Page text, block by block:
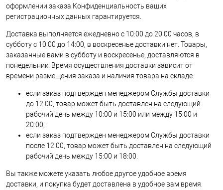
оформлении заказа.Конфиденциальность ваших
регистрационных данных гарантируется.
Доставка выполняется ежедневно с 10:00 до 20:00 часов, в
субботу с 10:00 до 14:00, в воскресенье доставки нет. Товары,
заказанные вами в субботу и воскресенье, доставляются в
понедельник. Время осуществления доставки зависит от
времени размещения заказа и наличия товара на складе:
если заказ подтвержден менеджером Службы доставки
до 12:00, товар может быть доставлен на следующий
рабочий день между 10:00 и 15:00 или между 15:00 и
20:00;
если заказ подтвержден менеджером Службы доставки
после 12:00, товар может быть доставлен на следующий
рабочий день между 15:00 и 18:00.
Вы также можете указать любое другое удобное время
доставки, и покупка будет доставлена в удобное вам время.